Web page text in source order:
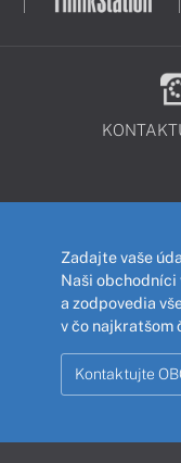
Zadajte vaše
Naši
a zodpovedia
v čo najkratšom
Kontaktujte